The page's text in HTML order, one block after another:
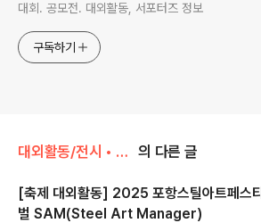
대회. 공모전. 대외활동, 서포터즈 정보
구독하기
대외활동/전시 • 박람 • 행사 • 축제 의 다른 글
[축제 대외활동] 2025 포항스틸아트페스티
벌 SAM(Steel Art Manager)